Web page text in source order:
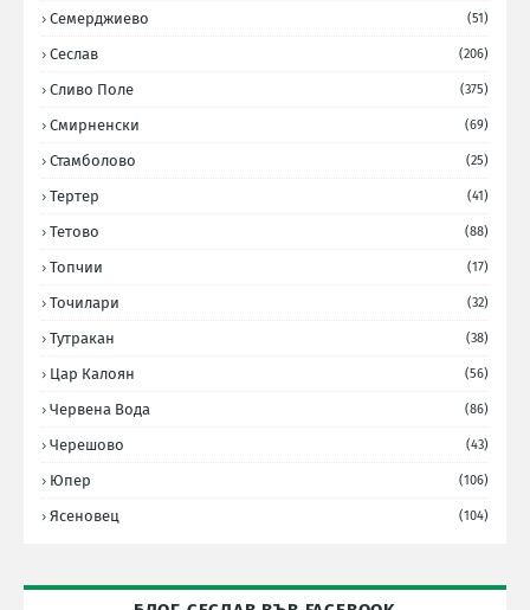
Семерджиево (51)
Сеслав (206)
Сливо Поле (375)
Смирненски (69)
Стамболово (25)
Тертер (41)
Тетово (88)
Топчии (17)
Точилари (32)
Тутракан (38)
Цар Калоян (56)
Червена Вода (86)
Черешово (43)
Юпер (106)
Ясеновец (104)